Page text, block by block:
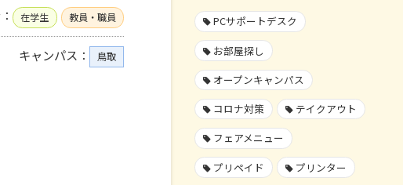
在学生 教員・職員
キャンパス： 鳥取
PCサポートデスク
お部屋探し
オープンキャンパス
コロナ対策
テイクアウト
フェアメニュー
プリペイド
プリンター